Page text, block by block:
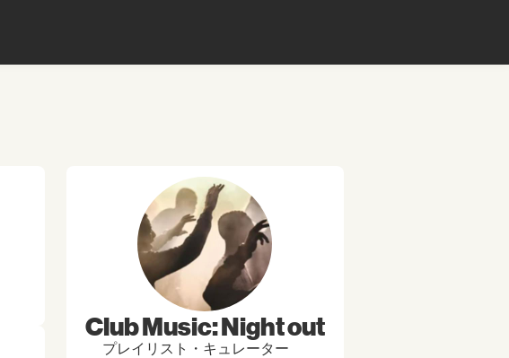
Club Music: Night out
プレイリスト・キュレーター